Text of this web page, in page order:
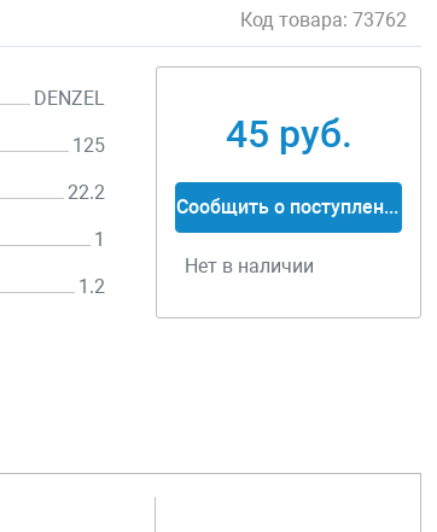
Код товара: 73762
DENZEL
125
22.2
1
1.2
45 руб.
Сообщить о поступлении
Нет в наличии